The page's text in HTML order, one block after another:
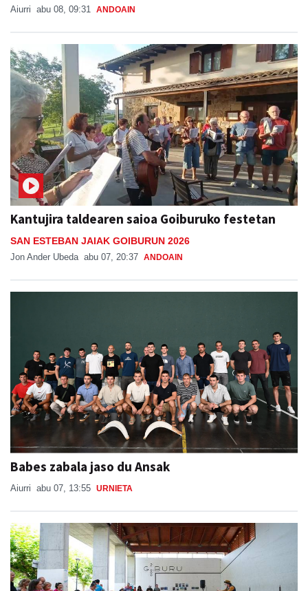
Aiurri abu 08, 09:31 ANDOAIN
Kantujira taldearen saioa Goiburuko festetan
SAN ESTEBAN JAIAK GOIBURUN 2026
Jon Ander Ubeda abu 07, 20:37 ANDOAIN
Babes zabala jaso du Ansak
Aiurri abu 07, 13:55 URNIETA